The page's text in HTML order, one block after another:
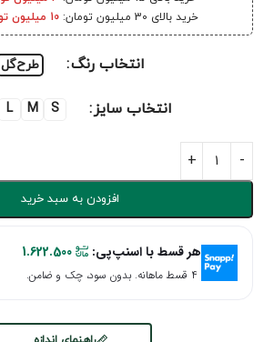
خرید بالای 30 میلیون تومان:
10 میلیون تومان
انتخاب رنگ طرح‌گل
انتخاب سایز S
M
L
افزودن به سبد خرید
هر قسط با اسنپ‌پی: 1.622.500
۴ قسط ماهانه. بدون سود، چک و ضامن.